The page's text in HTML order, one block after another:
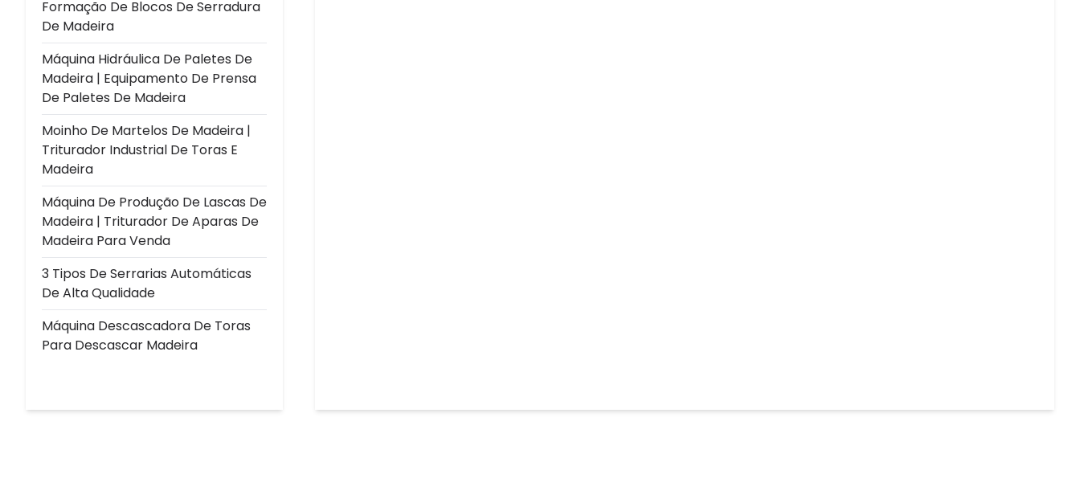
Formação De Blocos De Serradura
De Madeira
Máquina Hidráulica De Paletes De
Madeira | Equipamento De Prensa
De Paletes De Madeira
Moinho De Martelos De Madeira |
Triturador Industrial De Toras E
Madeira
Máquina De Produção De Lascas De
Madeira | Triturador De Aparas De
Madeira Para Venda
3 Tipos De Serrarias Automáticas
De Alta Qualidade
Máquina Descascadora De Toras
Para Descascar Madeira